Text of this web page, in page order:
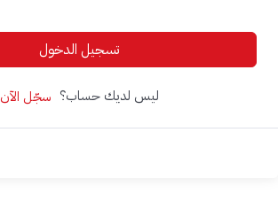
تسجيل الدخول
ليس لديك حساب؟ سجّل الآن